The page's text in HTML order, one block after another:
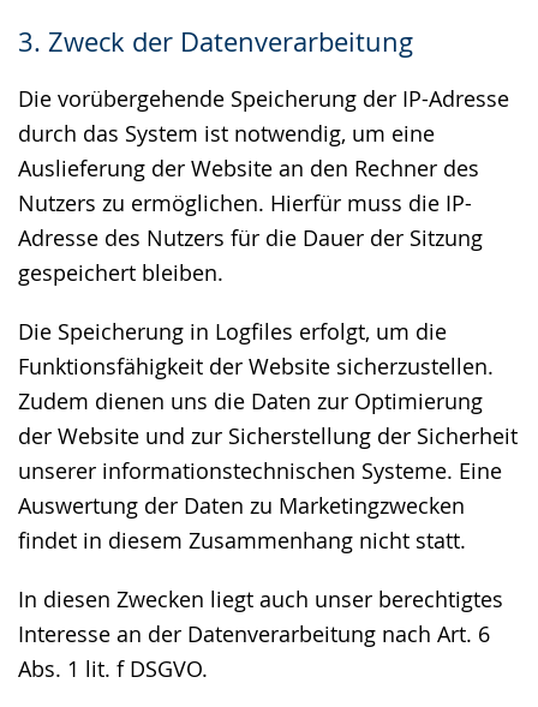
3. Zweck der Datenverarbeitung
Die vorübergehende Speicherung der IP-Adresse
durch das System ist notwendig, um eine
Auslieferung der Website an den Rechner des
Nutzers zu ermöglichen. Hierfür muss die IP-
Adresse des Nutzers für die Dauer der Sitzung
gespeichert bleiben.
Die Speicherung in Logfiles erfolgt, um die
Funktionsfähigkeit der Website sicherzustellen.
Zudem dienen uns die Daten zur Optimierung
der Website und zur Sicherstellung der Sicherheit
unserer informationstechnischen Systeme. Eine
Auswertung der Daten zu Marketingzwecken
findet in diesem Zusammenhang nicht statt.
In diesen Zwecken liegt auch unser berechtigtes
Interesse an der Datenverarbeitung nach Art. 6
Abs. 1 lit. f DSGVO.